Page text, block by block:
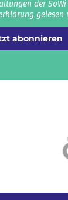
der
gelesen
abonnieren